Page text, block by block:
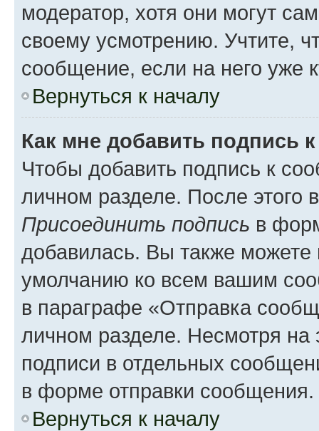
модератор, хотя они могут
своему усмотрению. Учтите,
сообщение, если на него уже
Вернуться к началу
Как мне добавить подпись
Чтобы добавить подпись к
личном разделе. После этого
Присоединить подпись в
добавилась. Вы также можете
умолчанию ко всем вашим
в параграфе «Отправка
личном разделе. Несмотря на
подписи в отдельных
в форме отправки сообщения.
Вернуться к началу